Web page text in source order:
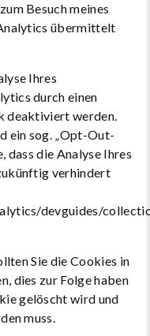
Besuch meines
übermittelt
Ihres
durch einen
deaktiviert werden.
ein sog. „Opt-Out-
dass die Analyse Ihres
verhindert
devguides/
Sie die Cookies in
dies zur Folge haben
gelöscht wird und
muss.